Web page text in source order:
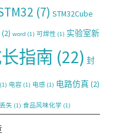
(7) STM32Cube
(2) word (1) 可焊性 (1) 实验室新
指南 (22) 封
(1) 电容 (1) 电感 (1) 电路仿真 (2)
失 (1) 食品风味化学 (1)